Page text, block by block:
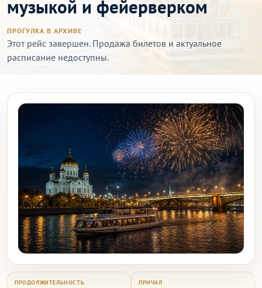
музыкой и фейерверком
ПРОГУЛКА В АРХИВЕ
Этот рейс завершен. Продажа билетов и актуальное
расписание недоступны.
ПРОДОЛЖИТЕЛЬНОСТЬ ПРИЧАЛ